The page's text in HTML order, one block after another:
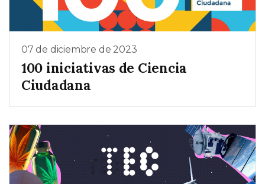
07 de diciembre de 2023
100 iniciativas de Ciencia
Ciudadana